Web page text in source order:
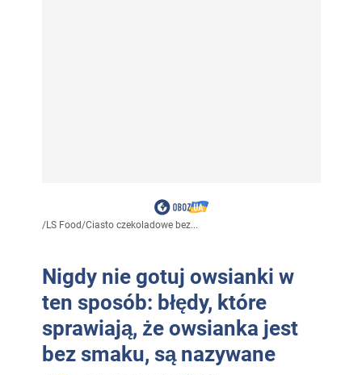
/LS Food/Ciasto czekoladowe bez...
Nigdy nie gotuj owsianki w
ten sposób: błędy, które
sprawiają, że owsianka jest
bez smaku, są nazywane